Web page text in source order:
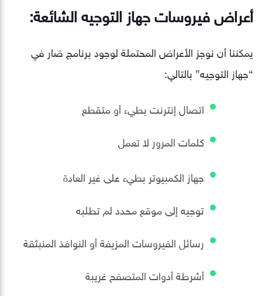
أعراض فيروسات جهاز التوجيه الشائعة:
يمكننا أن نوجز الأعراض المحتملة لوجود برنامج ضار في
“جهاز التوجيه” بالتالي:
اتصال إنترنت بطيء أو متقطع
كلمات المرور لا تعمل
جهاز الكمبيوتر بطيء على غير العادة
توجيه إلى موقع محدد لم تطلبه
رسائل الفيروسات المزيفة أو النوافذ المنبثقة
أشرطة أدوات المتصفح غريبة